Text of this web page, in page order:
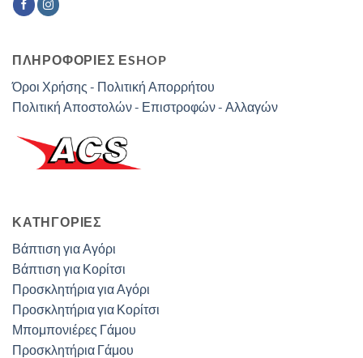
ΠΛΗΡΟΦΟΡΙΕΣ ΕSHOP
Όροι Χρήσης - Πολιτική Απορρήτου
Πολιτική Αποστολών - Επιστροφών - Αλλαγών
ΚΑΤΗΓΟΡΊΕΣ
Βάπτιση για Αγόρι
Βάπτιση για Κορίτσι
Προσκλητήρια για Αγόρι
Προσκλητήρια για Κορίτσι
Μπομπονιέρες Γάμου
Προσκλητήρια Γάμου